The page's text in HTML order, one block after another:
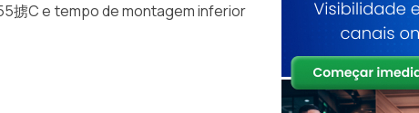
掳C e tempo de montagem inferior